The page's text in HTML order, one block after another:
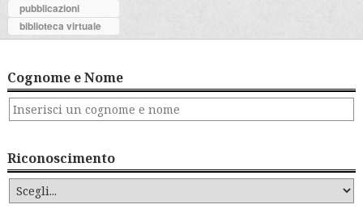
pubblicazioni
biblioteca virtuale
Cognome e Nome
Riconoscimento